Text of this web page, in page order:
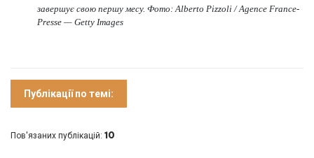
завершує свою першу месу. Фото: Alberto Pizzoli / Agence France-
Presse — Getty Images
Публікації по темі:
Пов'язаних публікацій: 10